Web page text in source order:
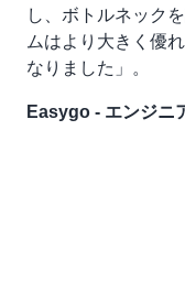
し、ボトルネック
ムはより大きく優
なりました」。
Easygo - エンジニ